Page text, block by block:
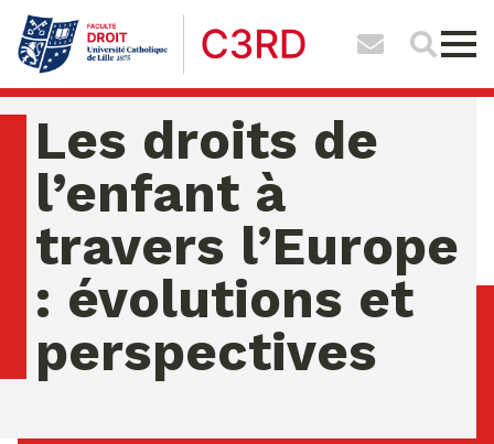
Les droits de
l’enfant à
travers l’Europe
: évolutions et
perspectives